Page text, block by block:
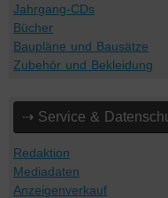
Jahrgang-CDs
Bücher
Baupläne und Bausätze
Zubehör und Bekleidung
⇢ Service &
Redaktion
Mediadaten
Anzeigenverkauf